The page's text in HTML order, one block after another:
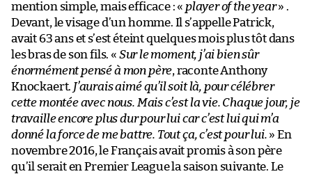
mention simple, mais efficace : « player of the year» .
Devant, le visage d’un homme. Il s’appelle Patrick,
avait 63 ans et s’est éteint quelques mois plus tôt dans
les bras de son fils. « Sur le moment, j’ai bien sûr
énormément pensé à mon père, raconte Anthony
Knockaert. J’aurais aimé qu’il soit là, pour célébrer
cette montée avec nous. Mais c’est la vie. Chaque jour, je
travaille encore plus dur pour lui car c’est lui qui m’a
donné la force de me battre. Tout ça, c’est pour lui. » En
novembre 2016, le Français avait promis à son père
qu’il serait en Premier League la saison suivante. Le